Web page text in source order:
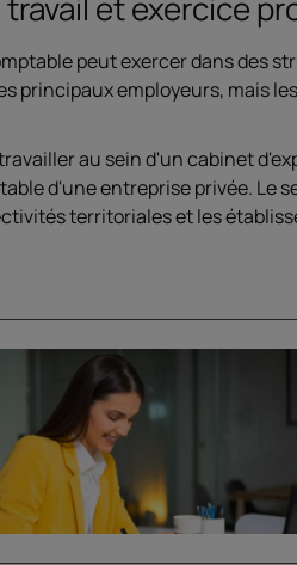
travail et exercice
peut exercer dans des
principaux employeurs, mais
au sein d'un cabinet
d'une entreprise privée. Le
territoriales et les